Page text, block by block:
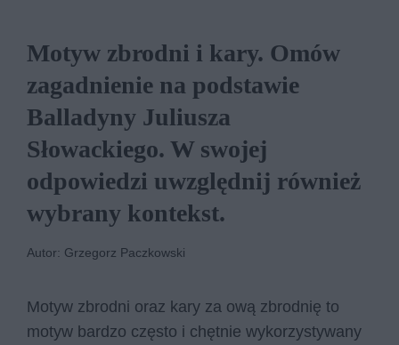
Motyw zbrodni i kary. Omów
zagadnienie na podstawie
Balladyny Juliusza
Słowackiego. W swojej
odpowiedzi uwzględnij również
wybrany kontekst.
Autor: Grzegorz Paczkowski
Motyw zbrodni oraz kary za ową zbrodnię to
motyw bardzo często i chętnie wykorzystywany